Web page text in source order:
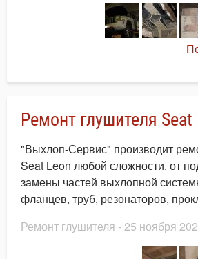
Ремонт глушителя Seat
"Выхлоп-Сервис" производит
Seat Leon любой сложности. от
замены частей выхлопной
фланцев, труб, резонаторов,
Ремонт глушителя - 25 ноября